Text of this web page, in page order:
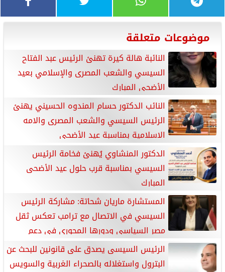
موضوعات متعلقة
النائبة هالة كيرة تهنئ الرئيس عبد الفتاح
السيسي والشعب المصرى والإسلامي بعيد
الأضحى المبارك
النائب الدكتور حسام المندوه الحسيني يهنئ
الرئيس السيسي والشعب المصرى والامه
الإسلامية بمناسبة عيد الأضحى
الدكتور المنشاوي يُهنئ فخامة الرئيس
السيسي بمناسبة قرب حلول عيد الأضحى
المبارك
المستشارة ماريان شحاتة: مشاركة الرئيس
السيسي في الاتصال مع ترامب تعكس ثقل
مصر السياسي ودورها المحوري في دعم
الاستقرار الإقليميالرئيس السيسى يصدق على قانونين للبحث عن
البترول واستغلاله بالصحراء الغربية والسويس